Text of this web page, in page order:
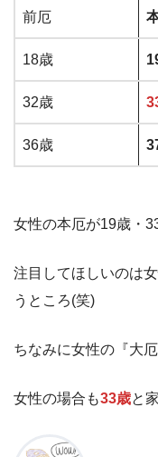
前厄
18歳
32歳
36歳
女性の本厄が19歳・
注目してほしいのは
うところ(笑)
ちなみに女性の『大厄
女性の場合も33歳と